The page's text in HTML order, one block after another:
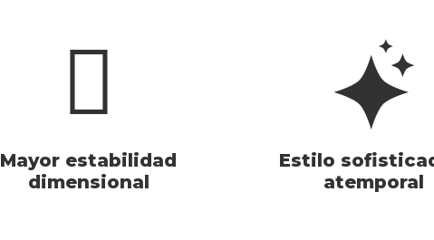
Mayor estabilidad
dimensional
Estilo
atemporal